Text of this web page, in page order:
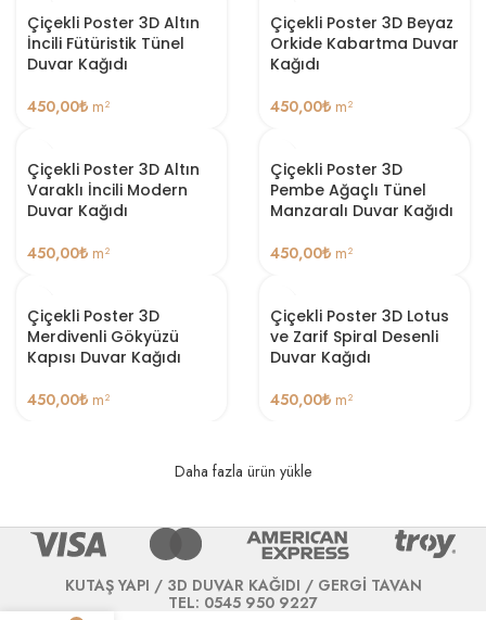
Çiçekli Poster 3D Altın
İncili Fütüristik Tünel
Duvar Kağıdı
450,00₺ m²
Çiçekli Poster 3D Beyaz
Orkide Kabartma Duvar
Kağıdı
450,00₺ m²
Çiçekli Poster 3D Altın
Varaklı İncili Modern
Duvar Kağıdı
450,00₺ m²
Çiçekli Poster 3D
Pembe Ağaçlı Tünel
Manzaralı Duvar Kağıdı
450,00₺ m²
Çiçekli Poster 3D
Merdivenli Gökyüzü
Kapısı Duvar Kağıdı
450,00₺ m²
Çiçekli Poster 3D Lotus
ve Zarif Spiral Desenli
Duvar Kağıdı
450,00₺ m²
Daha fazla ürün yükle
KUTAŞ YAPI / 3D DUVAR KAĞIDI / GERGİ TAVAN
TEL: 0545 950 9227